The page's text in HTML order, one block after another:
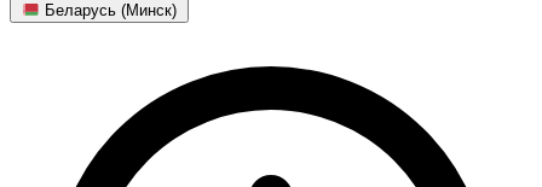
Беларусь (Минск)